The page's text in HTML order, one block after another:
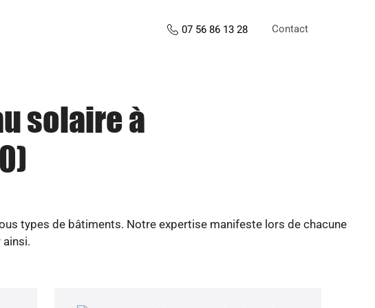
07 56 86 13 28 Contact
solaire à
types de bâtiments. Notre expertise manifeste lors de chacune